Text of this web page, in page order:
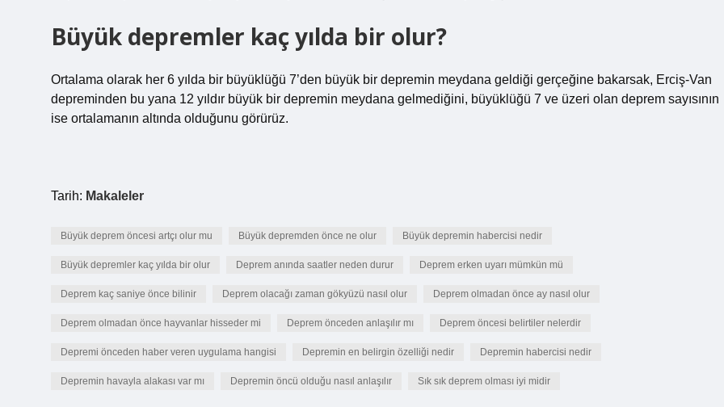
Büyük depremler kaç yılda bir olur?
Ortalama olarak her 6 yılda bir büyüklüğü 7’den büyük bir depremin meydana geldiği gerçeğine bakarsak, Erciş-Van
depreminden bu yana 12 yıldır büyük bir depremin meydana gelmediğini, büyüklüğü 7 ve üzeri olan deprem sayısının
ise ortalamanın altında olduğunu görürüz.
Tarih: Makaleler
Büyük deprem öncesi artçı olur mu Büyük depremden önce ne olur Büyük depremin habercisi nedir
Büyük depremler kaç yılda bir olur Deprem anında saatler neden durur Deprem erken uyarı mümkün mü
Deprem kaç saniye önce bilinir Deprem olacağı zaman gökyüzü nasıl olur Deprem olmadan önce ay nasıl olur
Deprem olmadan önce hayvanlar hisseder mi Deprem önceden anlaşılır mı Deprem öncesi belirtiler nelerdir
Depremi önceden haber veren uygulama hangisi Depremin en belirgin özelliği nedir Depremin habercisi nedir
Depremin havayla alakası var mı Depremin öncü olduğu nasıl anlaşılır Sık sık deprem olması iyi midir